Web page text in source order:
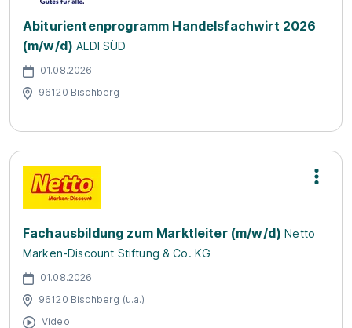
Abiturientenprogramm Handelsfachwirt 2026
(m/w/d) ALDI SÜD
01.08.2026
96120 Bischberg
Fachausbildung zum Marktleiter (m/w/d) Netto
Marken-Discount Stiftung & Co. KG
01.08.2026
96120 Bischberg (u.a.)
Video